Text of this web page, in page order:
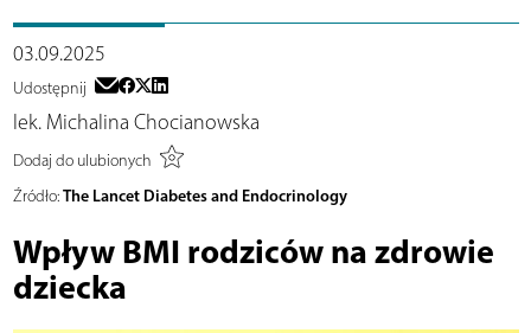
03.09.2025
Udostępnij
lek. Michalina Chocianowska
Dodaj do ulubionych
Źródło: The Lancet Diabetes and Endocrinology
Wpływ BMI rodziców na zdrowie
dziecka